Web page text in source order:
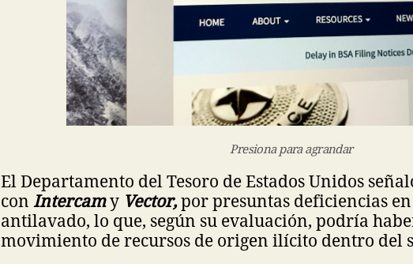
Presiona para agrandar
El Departamento del Tesoro de Estados Unidos
con Intercamy Vector,por presuntas deficiencias
antilavado, lo que, según su evaluación, podría
movimiento de recursos de origen ilícito dentro del